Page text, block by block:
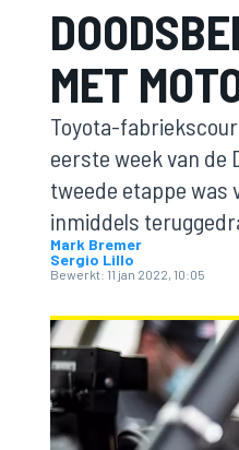
MOTOGP
MET
Toyota-
eerste week van de
tweede etappe was
inmiddels
Mark Bremer
Sergio Lillo
Bewerkt: 11 jan 2022, 10:05